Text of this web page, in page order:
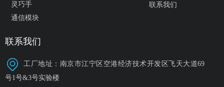
灵巧手
通信模块
联系我们
联系我们
工厂地址：南京市江宁区空港经济技术开发区飞天大道69
号1号&3号实验楼